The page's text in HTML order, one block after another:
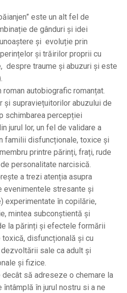
este un alt fel de
de gânduri și idei
și evoluție prin
și trăirilor proprii cu
despre traume și abuzuri și este
autobiografic romanțat.
și supraviețuitorilor abuzului de
schimbarea percepției
jurul lor, un fel de validare a
familii disfuncționale, toxice și
printre părinți, frați, rude
personalitate narcisică.
a trezi atenția asupra
evenimentele stresante și
experimentate în copilărie,
mintea subconștientă și
la părinți și efectele formării
disfuncțională și cu
sale ca adult și
și fizice.
decât să adreseze o chemare la
în jurul nostru si a ne